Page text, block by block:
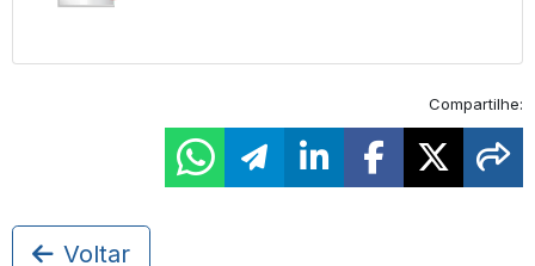
Compartilhe:
Voltar